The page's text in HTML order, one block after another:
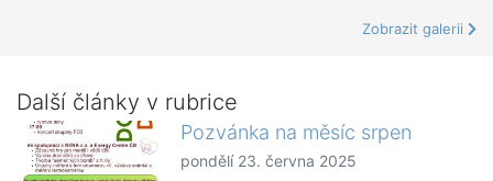
Zobrazit galerii
Další články v rubrice
Pozvánka na měsíc srpen
pondělí 23. června 2025